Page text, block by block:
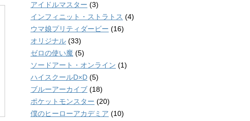
アイドルマスター (3)
インフィニット・ストラトス (4)
ウマ娘プリティダービー (16)
オリジナル (33)
ゼロの使い魔 (5)
ソードアート・オンライン (1)
ハイスクールD×D (5)
ブルーアーカイブ (18)
ポケットモンスター (20)
僕のヒーローアカデミア (10)